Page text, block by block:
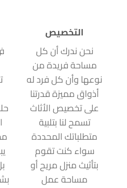
التخصيص
نحن ندرك أن كل
مساحة فريدة من
نوعها وأن كل فرد له
أذواق مميزة قدرتنا
على تخصيص الأثاث
تسمح لنا بتلبية
متطلباتك المحددة
سواء كنت تقوم
بتأثيث منزل مريح أو
مساحة عمل